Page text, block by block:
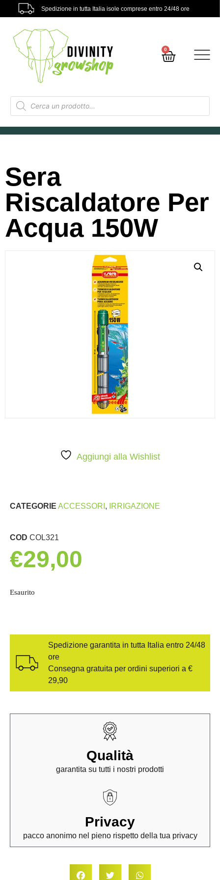
Spedizione in tutta Italia isole comprese entro 24/48 ore
0
Sera
Riscaldatore Per
Acqua 150W
Aggiungi alla Wishlist
CATEGORIE ACCESSORI , IRRIGAZIONE
COD COL321
€29,00
Esaurito
Spedizione garantita in tutta Italia entro 24/48
ore
Consegna gratuita per ordini superiori a €
29,90
Qualità
garantita su tutti i nostri prodotti
Privacy
pacco anonimo nel pieno rispetto della tua privacy